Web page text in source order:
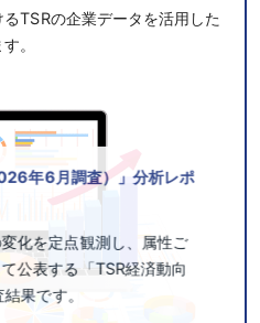
TSRの企業データを活用した
。
年6月調査）」分析レポ
化を定点観測し、属性ご
公表する「TSR経済動向
果です。